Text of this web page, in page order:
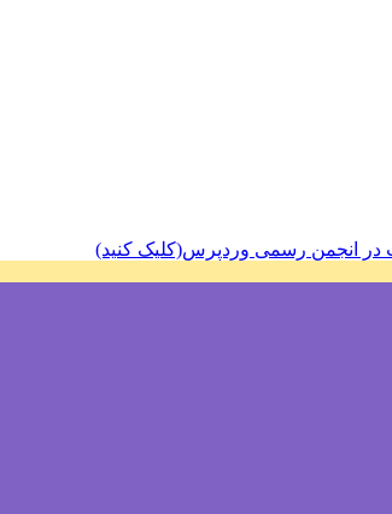
در انجمن رسمی وردپرس(کلیک کنید)